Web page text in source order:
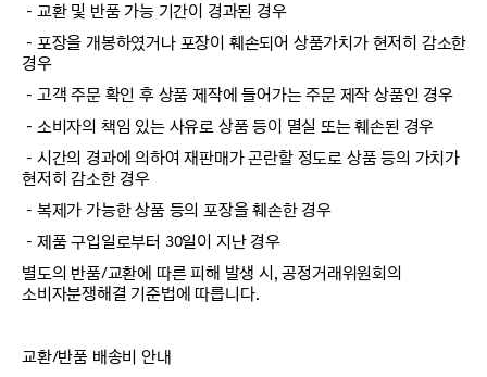
－교환 및 반품 가능 기간이 경과된 경우
－포장을 개봉하였거나 포장이 훼손되어 상품가치가 현저히 감소한
경우
－고객 주문 확인 후 상품 제작에 들어가는 주문 제작 상품인 경우
－소비자의 책임 있는 사유로 상품 등이 멸실 또는 훼손된 경우
－시간의 경과에 의하여 재판매가 곤란할 정도로 상품 등의 가치가
현저히 감소한 경우
－복제가 가능한 상품 등의 포장을 훼손한 경우
－제품 구입일로부터 30일이 지난 경우
별도의 반품/교환에 따른 피해 발생 시, 공정거래위원회의
소비자분쟁해결 기준법에 따릅니다.
교환/반품 배송비 안내